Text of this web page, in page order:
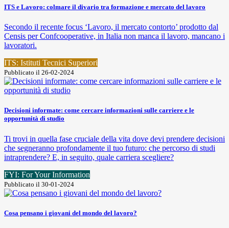
ITS e Lavoro: colmare il divario tra formazione e mercato del lavoro
Secondo il recente focus ‘Lavoro, il mercato contorto’ prodotto dal
Censis per Confcooperative, in Italia non manca il lavoro, mancano i
lavoratori.
ITS: Istituti Tecnici Superiori
Pubblicato il 26-02-2024
Decisioni informate: come cercare informazioni sulle carriere e le
opportunità di studio
Ti trovi in quella fase cruciale della vita dove devi prendere decisioni
che segneranno profondamente il tuo futuro: che percorso di studi
intraprendere? E, in seguito, quale carriera scegliere?
FYI: For Your Information
Pubblicato il 30-01-2024
Cosa pensano i giovani del mondo del lavoro?